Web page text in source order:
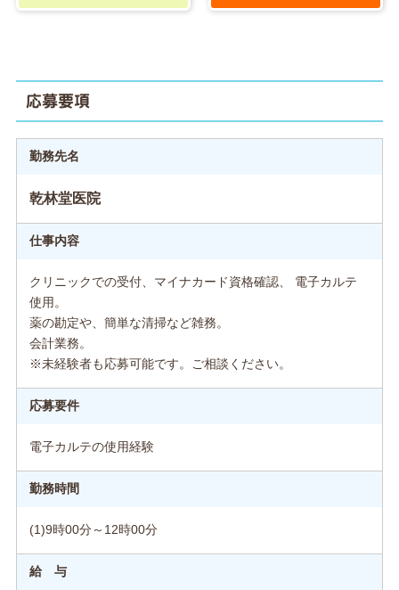
応募要項
勤務先名
乾林堂医院
仕事内容
クリニックでの受付、マイナカード資格確認、 電子カルテ
使用。
薬の勘定や、簡単な清掃など雑務。
会計業務。
※未経験者も応募可能です。ご相談ください。
応募要件
電子カルテの使用経験
勤務時間
(1)9時00分～12時00分
給 与